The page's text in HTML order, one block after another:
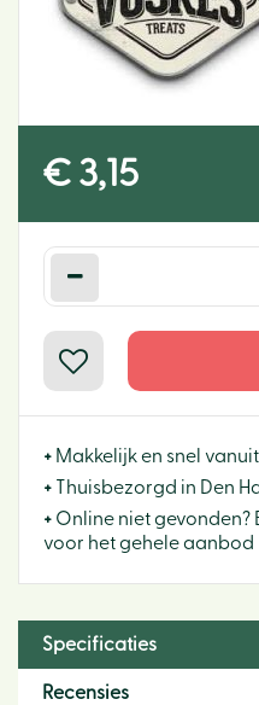
€ 3,15
+ Makkelijk en snel
+ Thuisbezorgd in Den
+ Online niet gevonden?
voor het gehele aanbod
Specificaties
Recensies